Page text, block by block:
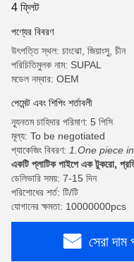
4 ফ্লিট
পণ্যের বিবরণ
উৎপত্তি স্থল: চাংঝো, জিয়াংসু, চীন
পরিচিতিমুলক নাম: SUPAL
মডেল নম্বার: OEM
পেমেন্ট এবং শিপিং শর্তাবলী
ন্যূনতম চাহিদার পরিমাণ: 5 পিসি
মূল্য: To be negotiated
প্যাকেজিং বিবরণ: 1.One piece
একটি প্লাটিক পাইপে এক টুকরো,
ডেলিভারি সময়: 7-15 দিন
পরিশোধের শর্ত: টি/টি
যোগানের ক্ষমতা: 10000000pcs
সেরা দাম